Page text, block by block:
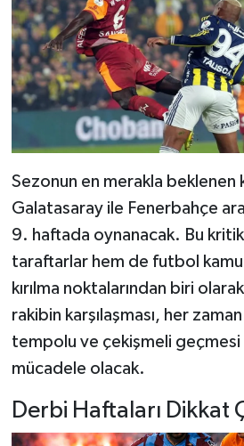
Sezonun en merakla beklenen
Galatasaray ile Fenerbahçe
9. haftada oynanacak. Bu
taraftarlar hem de futbol
kırılma noktalarından biri
rakibin karşılaşması, her
tempolu ve çekişmeli
mücadele olacak.
Derbi Haftaları Dikkat
Teknoloji Haberleri
Siyaset Haberleri
Dünya Haberleri
Yerel Haberler
Haber Arşivi